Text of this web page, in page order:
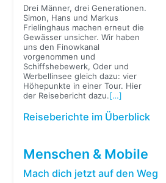
Drei Männer, drei Generationen.
Simon, Hans und Markus
Frielinghaus machen erneut die
Gewässer unsicher. Wir haben
uns den Finowkanal
vorgenommen und
Schiffshebewerk, Oder und
Werbellinsee gleich dazu: vier
Höhepunkte in einer Tour. Hier
der Reisebericht dazu.[…]
Reiseberichte im Überblick
Menschen & Mobile
Mach dich jetzt auf den Weg